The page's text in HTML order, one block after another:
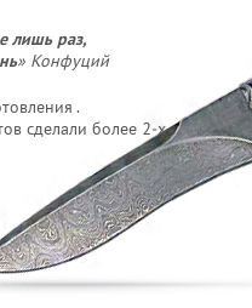
лишь раз,
» Конфуций
.
сделали более 2-х